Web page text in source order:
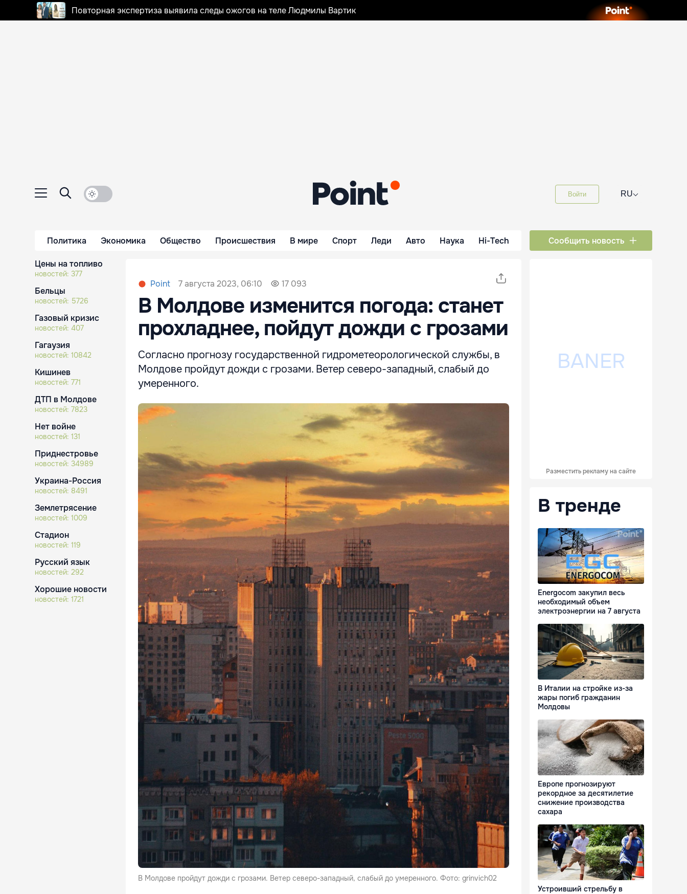
Повторная экспертиза выявила следы ожогов на теле Людмилы Вартик
Войти RU⌵
Политика Экономика Общество Происшествия В мире Спорт Леди Авто Наука Hi-Tech Сообщить новость
Цены на топливо
новостей: 377
Бельцы
новостей: 5726
Газовый кризис
новостей: 407
Гагаузия
новостей: 10842
Кишинев
новостей: 771
ДТП в Молдове
новостей: 7823
Нет войне
новостей: 131
Приднестровье
новостей: 34989
Украина-Россия
новостей: 8491
Землетрясение
новостей: 1009
Стадион
новостей: 119
Русский язык
новостей: 292
Хорошие новости
новостей: 1721
Point 7 августа 2023, 06:10 17 093
В Молдове изменится погода: станет
прохладнее, пойдут дожди с грозами
Согласно прогнозу государственной гидрометеорологической службы, в
Молдове пройдут дожди с грозами. Ветер северо-западный, слабый до
умеренного.
В Молдове пройдут дожди с грозами. Ветер северо-западный, слабый до умеренного. Фото: grinvich02
Разместить рекламу на сайте
В тренде
Energocom закупил весь
необходимый объем
электроэнергии на 7 августа
В Италии на стройке из-за
жары погиб гражданин
Молдовы
Европе прогнозируют
рекордное за десятилетие
снижение производства
сахара
Устроивший стрельбу в